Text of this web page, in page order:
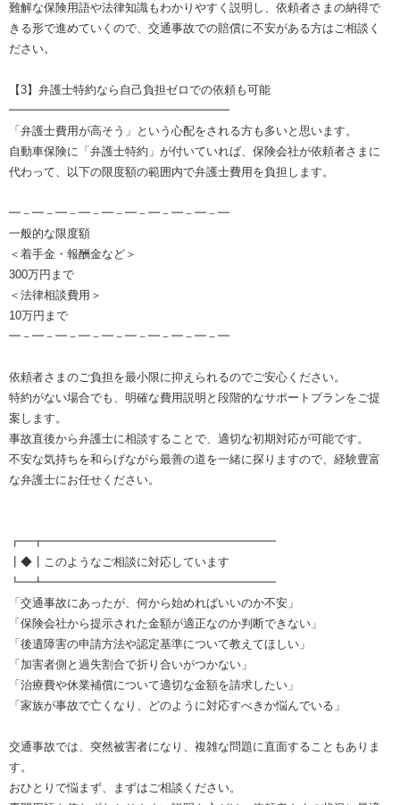
難解な保険用語や法律知識もわかりやすく説明し、依頼者さまの納得で
きる形で進めていくので、交通事故での賠償に不安がある方はご相談く
ださい。
【3】弁護士特約なら自己負担ゼロでの依頼も可能
━━━━━━━━━━━━━━━━━━━
「弁護士費用が高そう」という心配をされる方も多いと思います。
自動車保険に「弁護士特約」が付いていれば、保険会社が依頼者さまに
代わって、以下の限度額の範囲内で弁護士費用を負担します。
━－━－━－━－━－━－━－━－━－━
一般的な限度額
＜着手金・報酬金など＞
300万円まで
＜法律相談費用＞
10万円まで
━－━－━－━－━－━－━－━－━－━
依頼者さまのご負担を最小限に抑えられるのでご安心ください。
特約がない場合でも、明確な費用説明と段階的なサポートプランをご提
案します。
事故直後から弁護士に相談することで、適切な初期対応が可能です。
不安な気持ちを和らげながら最善の道を一緒に探りますので、経験豊富
な弁護士にお任せください。
┏━┳━━━━━━━━━━━━━━━━━━━━
┃◆┃このようなご相談に対応しています
┗━┻━━━━━━━━━━━━━━━━━━━━
「交通事故にあったが、何から始めればいいのか不安」
「保険会社から提示された金額が適正なのか判断できない」
「後遺障害の申請方法や認定基準について教えてほしい」
「加害者側と過失割合で折り合いがつかない」
「治療費や休業補償について適切な金額を請求したい」
「家族が事故で亡くなり、どのように対応すべきか悩んでいる」
交通事故では、突然被害者になり、複雑な問題に直面することもありま
す。
おひとりで悩まず、まずはご相談ください。